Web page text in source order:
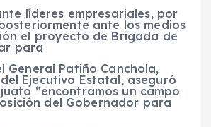
líderes empresariales, por
ante los medios
el proyecto de Brigada de
para
General Patiño Canchola,
Ejecutivo Estatal, aseguró
“encontramos un campo
del Gobernador para